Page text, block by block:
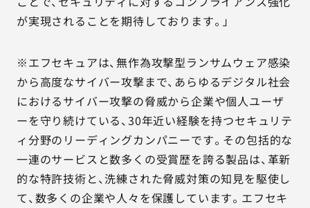
が実現されることを期待しております。」
※エフセキュアは、無作為攻撃型ランサムウェア感染
から高度なサイバー攻撃まで、あらゆるデジタル社会
におけるサイバー攻撃の脅威から企業や個人ユーザ
ーを守り続けている、30年近い経験を持つセキュリテ
ィ分野のリーディングカンパニーです。その包括的な
一連のサービスと数多くの受賞歴を誇る製品は、革新
的な特許技術と、洗練された脅威対策の知見を駆使し
て、数多くの企業や人々を保護しています。エフセキ